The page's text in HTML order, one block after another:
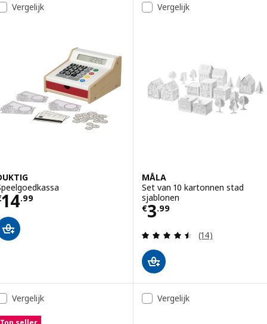
Vergelijk
14.99€ 14.99
Vergelijk
MÅLA
Set van 10 kartonnen stad
sjablonen
€3.99
Prijs € 3.99
Beoordeling:
(14)
Vergelijk Vergelijk